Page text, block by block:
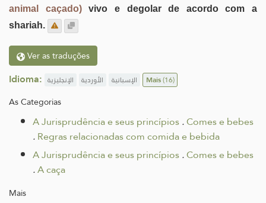
animal caçado)vivo e degolar de acordo com a
shariah.
Ver as traduções
Idioma: الإنجليزية الأوردية الإسبانية Mais(16)
As Categorias
A Jurisprudência e seus princípios.Comes e bebes
.Regras relacionadas com comida e bebida
A Jurisprudência e seus princípios.Comes e bebes
.A caça
Mais